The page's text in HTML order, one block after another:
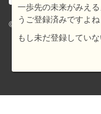
© 2026 travel voice.
一歩先の未来がみえ
うご登録済みですよね
もし未だ登録してい